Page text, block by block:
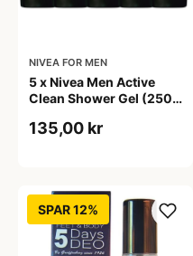
NIVEA FOR MEN
5 x Nivea Men Active
Clean Shower Gel (250
135,00 kr
SPAR 12%